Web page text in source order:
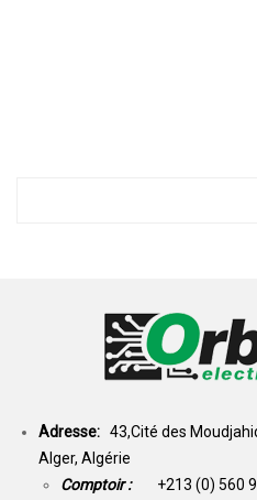
Adresse: 43,Cité des
Alger, Algérie
Comptoir : +213 (0) 560